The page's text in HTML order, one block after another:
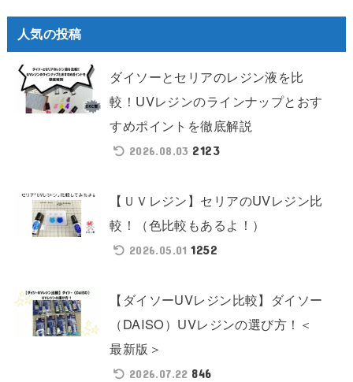
人気の投稿
ダイソーとセリアのレジン液を比
較！UVレジンのラインナップとおす
すめポイントを徹底解説
2026.08.03 2123
【ＵＶレジン】セリアのUVレジン比
較！（色比較もあるよ！）
2026.05.01 1252
【ダイソーUVレジン比較】ダイソー
（DAISO）UVレジンの選び方！＜
最新版＞
2026.07.22 846